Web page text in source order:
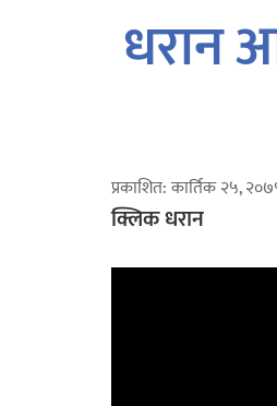
धरान
प्रकाशित: कार्तिक २५,
क्लिक धरान